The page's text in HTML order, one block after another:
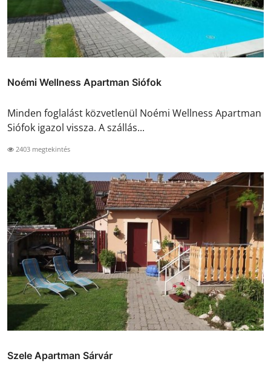
Noémi Wellness Apartman Siófok
Minden foglalást közvetlenül Noémi Wellness Apartman
Siófok igazol vissza. A szállás...
2403 megtekintés
Szele Apartman Sárvár